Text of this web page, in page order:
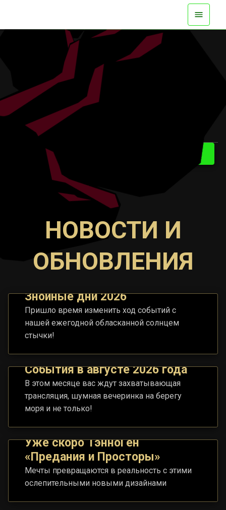
ДОСТУПНО СЕЙЧАС НА ВСЕХ ПЛАТФОРМАХ
СМОТРИТЕ ТРЕЙЛЕР УЗНАТЬ БОЛЬШЕ
НОВОСТИ И
ОБНОВЛЕНИЯ
Знойные дни 2026
Пришло время изменить ход событий с
нашей ежегодной обласканной солнцем
стычки!
События в августе 2026 года
В этом месяце вас ждут захватывающая
трансляция, шумная вечеринка на берегу
моря и не только!
Уже скоро ТэнноГен
«Предания и Просторы»
Мечты превращаются в реальность с этими
ослепительными новыми дизайнами